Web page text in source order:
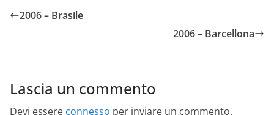
2006 – Brasile
2006 – Barcellona
Lascia un commento
Devi essere connesso per inviare un commento.